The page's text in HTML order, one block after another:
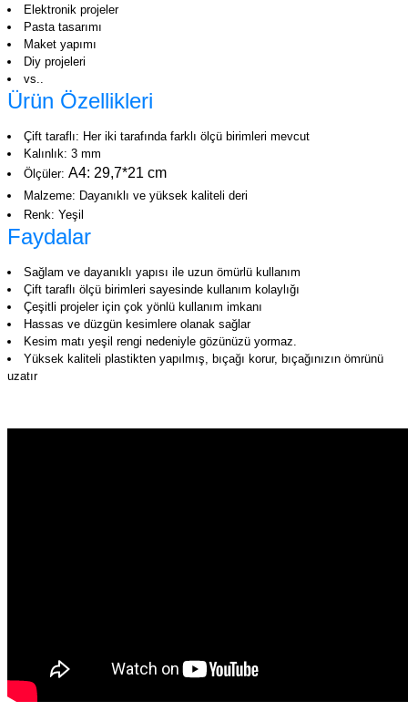
Elektronik projeler
Pasta tasarımı
Maket yapımı
Diy projeleri
vs..
Ürün Özellikleri
Çift taraflı: Her iki tarafında farklı ölçü birimleri mevcut
Kalınlık: 3 mm
Ölçüler: A4: 29,7*21 cm
Malzeme: Dayanıklı ve yüksek kaliteli deri
Renk: Yeşil
Faydalar
Sağlam ve dayanıklı yapısı ile uzun ömürlü kullanım
Çift taraflı ölçü birimleri sayesinde kullanım kolaylığı
Çeşitli projeler için çok yönlü kullanım imkanı
Hassas ve düzgün kesimlere olanak sağlar
Kesim matı yeşil rengi nedeniyle gözünüzü yormaz.
Yüksek kaliteli plastikten yapılmış, bıçağı korur, bıçağınızın ömrünü
uzatır